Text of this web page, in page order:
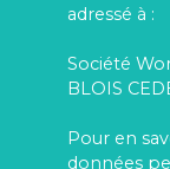
adressé à :
Société
BLOIS
Pour en
données